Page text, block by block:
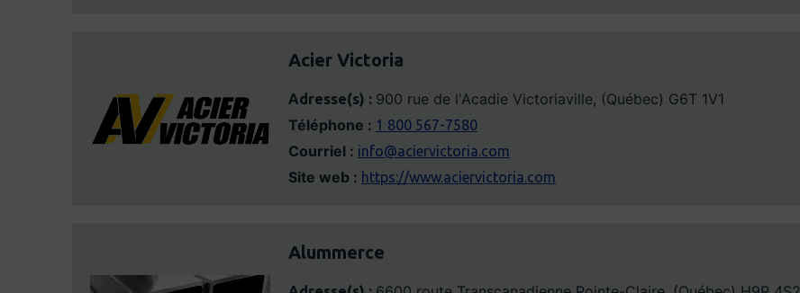
Acier Victoria
Adresse(s) : 900 rue de l'Acadie Victoriaville, (Québec) G6T 1V1
Téléphone : 1 800 567-7580
Courriel : info@aciervictoria.com
Site web : https://www.aciervictoria.com
Alummerce